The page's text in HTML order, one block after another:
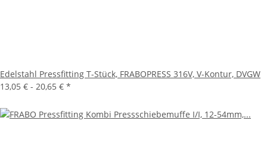
Edelstahl Pressfitting T-Stück, FRABOPRESS 316V, V-Kontur, DVGW
13,05 € - 20,65 € *